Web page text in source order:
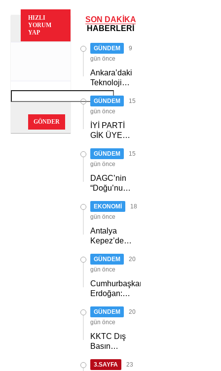
HIZLI
YORUM
YAP
GÖNDER
SON DAKİKA
HABERLERİ
GÜNDEM
9
gün önce
Ankara’daki
Teknoloji
Üssü Gazi
Teknopark
Nasıl
Büyüyor?
Burcu Alkan
Hedefleri
Anlattı
GÜNDEM
15
gün önce
İYİ PARTİ
GİK ÜYESİ
ERZURUM’DA
PARTİLİLERLE
BULUŞTU
GÜNDEM
15
gün önce
DAGC’nin
“Doğu’nun
Oscarları”
sahiplerini
buldu
EKONOMİ
18
gün önce
Antalya
Kepez’de
yangını
GÜNDEM
20
gün önce
Cumhurbaşkanı
Erdoğan:
halkını asla
yalnız
bırakmayacağız
GÜNDEM
20
gün önce
KKTC Dış
Basın
TİMBİR ve
3.SAYFA
23